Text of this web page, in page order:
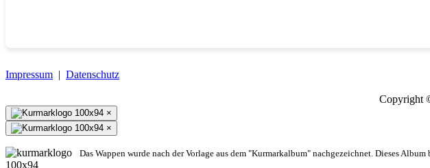
Impressum | Datenschutz
Copyright
×
×
Das Wappen wurde nach der Vorlage aus dem "Kurmarkalbum" nachgezeichnet. Dieses